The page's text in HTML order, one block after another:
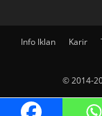
Info Iklan Karir
© 2014-